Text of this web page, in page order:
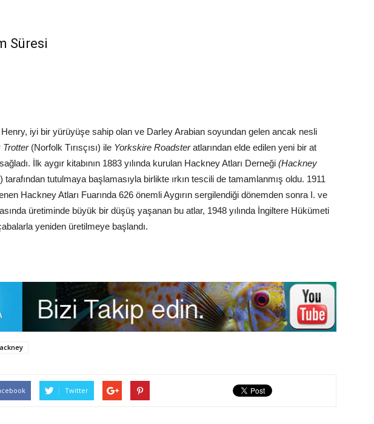
Süresi
Henry, iyi bir yürüyüşe sahip olan ve Darley Arabian soyundan gelen ancak nesli
Trotter(Norfolk Tırısçısı) ile Yorkskire Roadsteratlarından elde edilen yeni bir at
İlk aygır kitabının 1883 yılında kurulan Hackney Atları Derneği (Hackney
tutulmaya başlamasıyla birlikte ırkın tescili de tamamlanmış oldu. 1911
Hackney Atları Fuarında 626 önemli Aygırın sergilendiği dönemden sonra I. ve
üretiminde büyük bir düşüş yaşanan bu atlar, 1948 yılında İngiltere Hükümeti
yeniden üretilmeye başlandı.
Twitter